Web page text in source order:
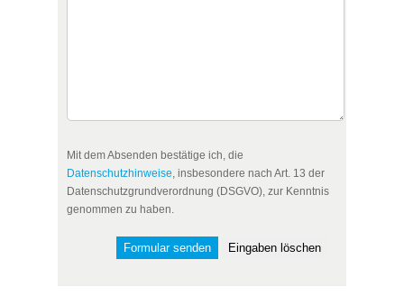
Mit dem Absenden bestätige ich, die
Datenschutzhinweise, insbesondere nach Art. 13 der
Datenschutzgrundverordnung (DSGVO), zur Kenntnis
genommen zu haben.